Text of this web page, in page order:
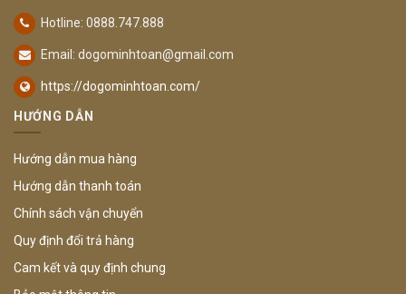
Hotline: 0888.747.888
Email: dogominhtoan@gmail.com
https://dogominhtoan.com/
HƯỚNG DẪN
Hướng dẫn mua hàng
Hướng dẫn thanh toán
Chính sách vận chuyển
Quy định đổi trả hàng
Cam kết và quy định chung